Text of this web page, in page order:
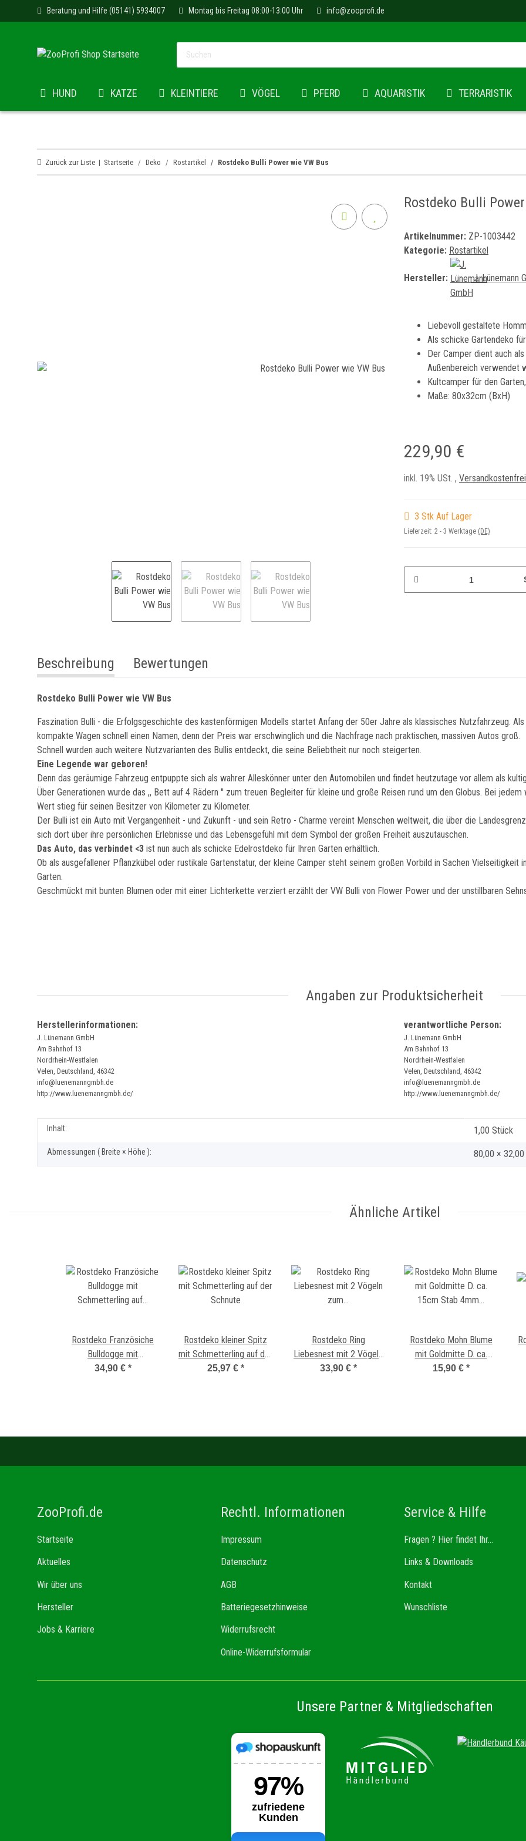
Beratung und Hilfe (05141) 5934007 Montag bis Freitag 08:00-13:00 Uhr info@zooprofi.de
HUND KATZE KLEINTIERE VÖGEL PFERD AQUARISTIK TERRARISTIK
Zurück zur Liste Startseite Deko Rostartikel Rostdeko Bulli Power wie VW Bus
Rostdeko Bulli
Artikelnummer: ZP-1003442
Kategorie: Rostartikel
Hersteller: J. Lünemann
Liebevoll gestaltete
Als schicke Gartendeko
Der Camper dient auch
Außenbereich verwendet
Kultcamper für den
Maße: 80x32cm (BxH)
229,90 €
inkl. 19% USt. ,
3 Stk Auf Lager
Lieferzeit: 2 - 3 Werktage (DE)
weitere Registerkarten anzeigen
Beschreibung Bewertungen
Rostdeko Bulli Power wie VW Bus
Faszination Bulli - die Erfolgsgeschichte des kastenförmigen Modells startet Anfang der 50er Jahre als klassisches Nutzfahrzeug.
kompakte Wagen schnell einen Namen, denn der Preis war erschwinglich und die Nachfrage nach praktischen, massiven Autos groß.
Schnell wurden auch weitere Nutzvarianten des Bullis entdeckt, die seine Beliebtheit nur noch steigerten.
Eine Legende war geboren!
Denn das geräumige Fahrzeug entpuppte sich als wahrer Alleskönner unter den Automobilen und findet heutzutage vor allem als
Über Generationen wurde das ,, Bett auf 4 Rädern '' zum treuen Begleiter für kleine und große Reisen rund um den Globus. Bei
Wert stieg für seinen Besitzer von Kilometer zu Kilometer.
Der Bulli ist ein Auto mit Vergangenheit - und Zukunft - und sein Retro - Charme vereint Menschen weltweit, die über die
sich dort über ihre persönlichen Erlebnisse und das Lebensgefühl mit dem Symbol der großen Freiheit auszutauschen.
Das Auto, das verbindet <3 ist nun auch als schicke Edelrostdeko für Ihren Garten erhältlich.
Ob als ausgefallener Pflanzkübel oder rustikale Gartenstatur, der kleine Camper steht seinem großen Vorbild in Sachen Vielseitigkeit
Garten.
Geschmückt mit bunten Blumen oder mit einer Lichterkette verziert erzählt der VW Bulli von Flower Power und der unstillbaren
Angaben zur Produktsicherheit
Herstellerinformationen:
J. Lünemann GmbH
Am Bahnhof 13
Nordrhein-Westfalen
Velen, Deutschland, 46342
info@luenemanngmbh.de
http://www.luenemanngmbh.de/
verantwortliche Person:
J. Lünemann GmbH
Am Bahnhof 13
Nordrhein-Westfalen
Velen, Deutschland, 46342
info@luenemanngmbh.de
http://www.luenemanngmbh.de/
Produkteigenschaft
Wert
Inhalt: 1,00 Stück
Abmessungen ( Breite × Höhe ): 80,00 ×
Ähnliche Artikel
Rostdeko Französiche
Bulldogge mit
Schmetterling auf der
34,90 € *
Rostdeko kleiner Spitz
mit Schmetterling auf der
Schnute
25,97 € *
Rostdeko Ring
Liebesnest mit 2 Vögeln
zum Hängen D:50cm
33,90 € *
Rostdeko Mohn Blume
mit Goldmitte D. ca.
15cm Stab 4mm Länge
15,90 € *
ZooProfi.de
Startseite
Aktuelles
Wir über uns
Hersteller
Jobs & Karriere
Rechtl. Informationen
Impressum
Datenschutz
AGB
Batteriegesetzhinweise
Widerrufsrecht
Online-Widerrufsformular
Service & Hilfe
Fragen ? Hier findet Ihr...
Links & Downloads
Kontakt
Wunschliste
Unsere Partner & Mitgliedschaften